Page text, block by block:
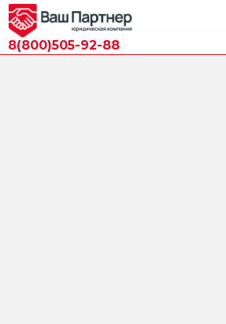
8(800)505-92-88